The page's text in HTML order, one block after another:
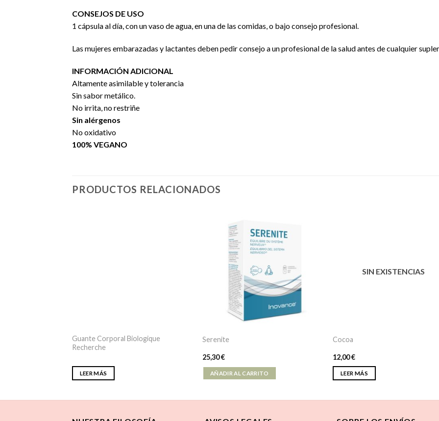
CONSEJOS DE USO
1 cápsula al día, con un vaso de agua, en una de las comidas, o bajo consejo profesional.
Las mujeres embarazadas y lactantes deben pedir consejo a un profesional de la salud antes de cualquier
INFORMACIÓN ADICIONAL
Altamente asimilable y tolerancia
Sin sabor metálico.
No irrita, no restriñe
Sin alérgenos
No oxidativo
100% VEGANO
PRODUCTOS RELACIONADOS
Guante Corporal Biologique
Recherche
LEER MÁS
Serenite
25,30€
AÑADIR AL CARRITO
SIN EXISTENCIAS
Cocoa
12,00€
LEER MÁS